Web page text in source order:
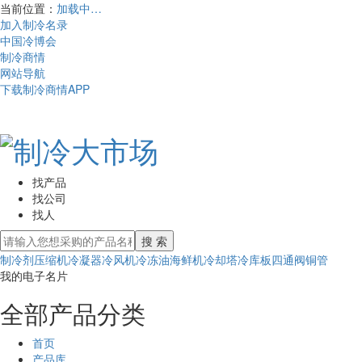
当前位置： 加载中…
加入制冷名录
中国冷博会
制冷商情
网站导航
下载制冷商情APP
找产品
找公司
找人
搜 索
制冷剂压缩机冷凝器冷风机冷冻油海鲜机冷却塔冷库板四通阀铜管
我的电子名片
全部产品分类
首页